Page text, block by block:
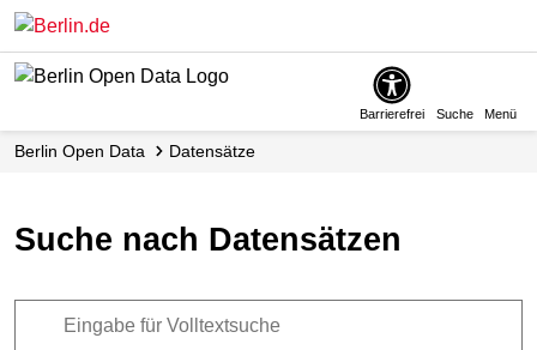
Skip
main
Barrierefrei Suche Menü
Berlin Open Data Datensätze
Suche nach Datensätzen